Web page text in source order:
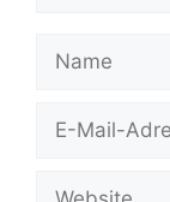
Name
Website